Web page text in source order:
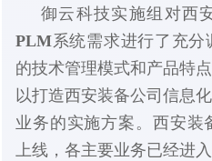
御云科技实施组对西
PLM系统需求进行了充分
的技术管理模式和产品特
以打造西安装备公司信息
业务的实施方案。西安装
上线，各主要业务已经进入